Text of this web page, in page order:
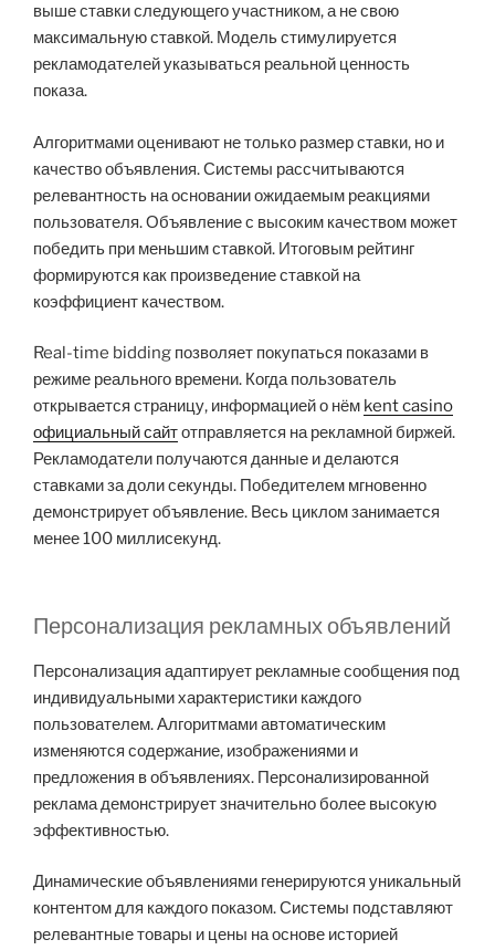
выше ставки следующего участником, а не свою
максимальную ставкой. Модель стимулируется
рекламодателей указываться реальной ценность
показа.
Алгоритмами оценивают не только размер ставки, но и
качество объявления. Системы рассчитываются
релевантность на основании ожидаемым реакциями
пользователя. Объявление с высоким качеством может
победить при меньшим ставкой. Итоговым рейтинг
формируются как произведение ставкой на
коэффициент качеством.
Real-time bidding позволяет покупаться показами в
режиме реального времени. Когда пользователь
открывается страницу, информацией о нём kent casino
официальный сайтотправляется на рекламной биржей.
Рекламодатели получаются данные и делаются
ставками за доли секунды. Победителем мгновенно
демонстрирует объявление. Весь циклом занимается
менее 100 миллисекунд.
Персонализация рекламных объявлений
Персонализация адаптирует рекламные сообщения под
индивидуальными характеристики каждого
пользователем. Алгоритмами автоматическим
изменяются содержание, изображениями и
предложения в объявлениях. Персонализированной
реклама демонстрирует значительно более высокую
эффективностью.
Динамические объявлениями генерируются уникальный
контентом для каждого показом. Системы подставляют
релевантные товары и цены на основе историей